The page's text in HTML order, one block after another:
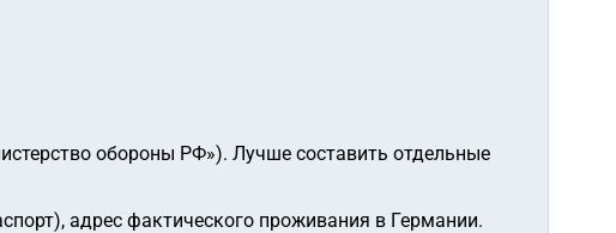
обороны РФ»). Лучше составить отдельные
адрес фактического проживания в Германии.